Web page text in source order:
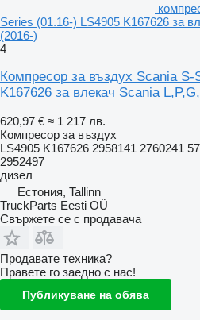
Series (01.16-) LS4905 K167626 за
(2016-)
4
Компресор за въздух Scania
K167626 за влекач Scania
620,97 € ≈ 1 217 лв.
Компресор за въздух
LS4905 K167626 2958141 2760241
2952497
дизел
Естония, Tallinn
TruckParts Eesti OÜ
Свържете се с продавача
Продавате техника?
Правете го заедно с нас!
Публикуване на обява